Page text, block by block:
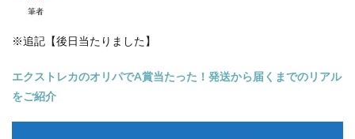
筆者
※追記【後日当たりました】
エクストレカのオリパでA賞当たった！発送から届くまでのリアル
をご紹介